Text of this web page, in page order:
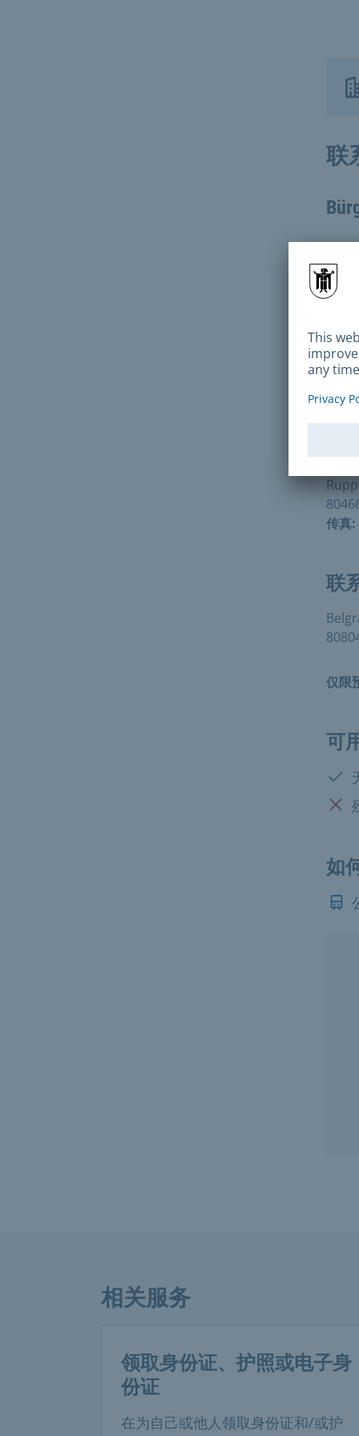
联
预
电
邮
传真:
联
仅限
可
有:
没有:
如
相关服务
领取身份证、护照或电子身
份证
在为自己或他人领取身份证和/或护